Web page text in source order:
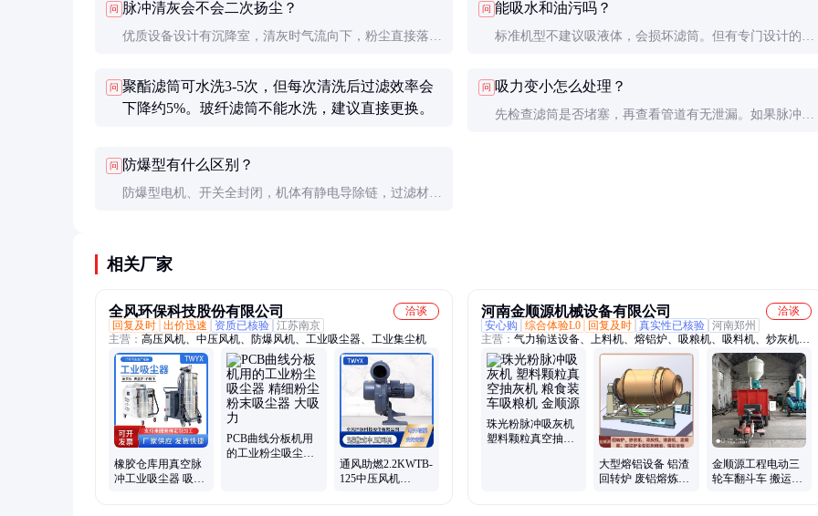
问 脉冲清灰会不会二次扬尘？
优质设备设计有沉降室，清灰时气流向下，粉尘直接落入
求。
问 能吸水和油污吗？
标准机型不建议吸液体，会损坏滤筒。但有专门设计的干
问 聚酯滤筒可水洗3-5次，但每次清洗后过滤效率会
下降约5%。玻纤滤筒不能水洗，建议直接更换。
问 吸力变小怎么处理？
先检查滤筒是否堵塞，再查看管道有无泄漏。如果脉冲系
问 防爆型有什么区别？
防爆型电机、开关全封闭，机体有静电导除链，过滤材料
相关厂家
全风环保科技股份有限公司
洽谈
回复及时 出价迅速 资质已核验 江苏南京
主营： 高压风机、中压风机、防爆风机、工业吸尘器、工业集尘机
橡胶仓库用真空脉
冲工业吸尘器 吸尘
PCB曲线分板机用
的工业粉尘吸尘器
通风助燃2.2KWTB-
125中压风机
河南金顺源机械设备有限公司
洽谈
安心购
综合体验L0 回复及时 真实性已核验 河南郑州
主营： 气力输送设备、上料机、熔铝炉、吸粮机、吸料机、炒灰机、
软管吸粮机、气力吸料机、真空吸料机、回转炉、炭化炉、抽粮机
珠光粉脉冲吸灰机
塑料颗粒真空抽灰
大型熔铝设备 铝渣
回转炉 废铝熔炼倾
金顺源工程电动三
轮车翻斗车 搬运平